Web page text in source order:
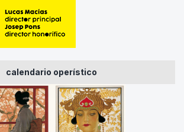
calendario operístico